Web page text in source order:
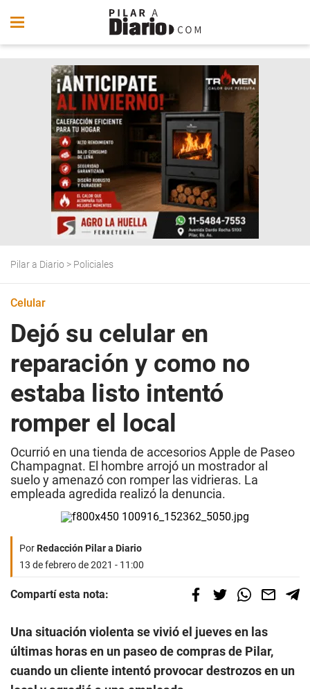
Pilar a Diario > Policiales
Celular
Dejó su celular en
reparación y como no
estaba listo intentó
romper el local
Ocurrió en una tienda de accesorios Apple de Paseo
Champagnat. El hombre arrojó un mostrador al
suelo y amenazó con romper las vidrieras. La
empleada agredida realizó la denuncia.
PorRedacción Pilar a Diario
13 de febrero de 2021 - 11:00
Compartí esta nota:
Una situación violenta se vivió el jueves en las
últimas horas en un paseo de compras de Pilar,
cuando un cliente intentó provocar destrozos en un